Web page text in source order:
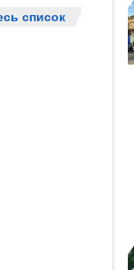
список